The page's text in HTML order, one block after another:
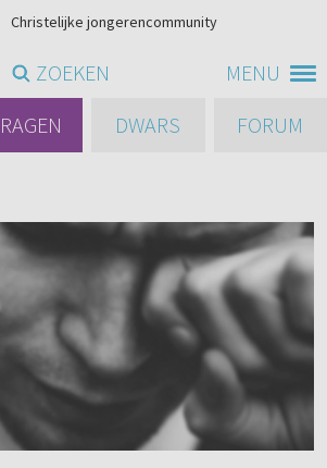
MENU
Christelijke jongerencommunity
ZOEKEN
DWARS FORUM